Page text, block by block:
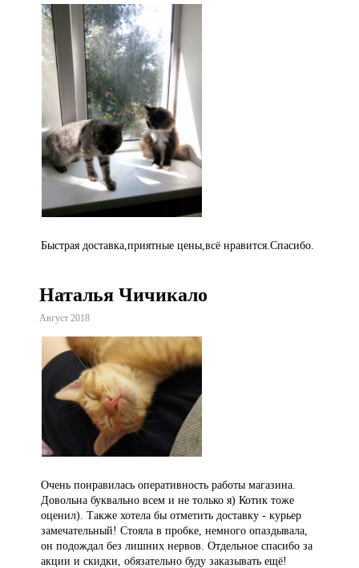
Быстрая доставка,приятные цены,всё нравится.Спасибо.
Наталья Чичикало
Август 2018
Очень понравилась оперативность работы магазина.
Довольна буквально всем и не только я) Котик тоже
оценил). Также хотела бы отметить доставку - курьер
замечательный! Стояла в пробке, немного опаздывала,
он подождал без лишних нервов. Отдельное спасибо за
акции и скидки, обязательно буду заказывать ещё!